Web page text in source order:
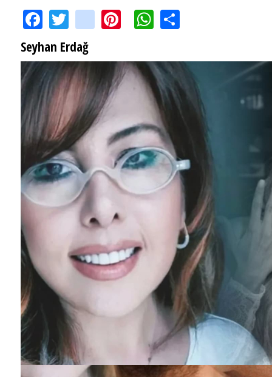
FacebookTwitterinstagramPinterestWhatsApp
Seyhan Erdağ
SEYHAN ERDAĞ YAZDI: Peki Mehmet Ali Erbil bu evliliği neden yaptı?